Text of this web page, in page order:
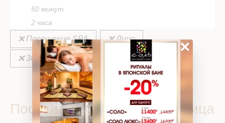
50 минут
2 часа
❌ Посещение SPA ❌ Лицо
❌ 30 мин — 60 мин
ВЫБРАТЬ ПРОГРАММУ
Посещение SPA уход для лица
×